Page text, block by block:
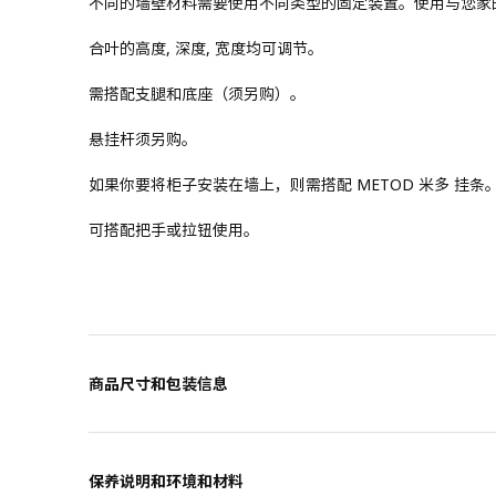
合叶的高度, 深度, 宽度均可调节。
需搭配支腿和底座（须另购）。
悬挂杆须另购。
如果你要将柜子安装在墙上，则需搭配 METOD 米多 挂条。
可搭配把手或拉钮使用。
商品尺寸和包装信息
保养说明和环境和材料